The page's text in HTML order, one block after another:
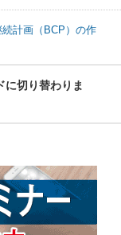
計画（BCP）の作
に切り替わりま